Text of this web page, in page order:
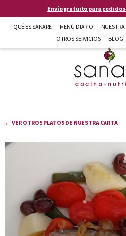
Pasar al contenido principal
Envío gratuito para pedidos
QUÉ ES SANARE MENÚ DIARIO NUESTRA
OTROS SERVICIOS
BLOG
Sanare cocina + nutrición en Almería
← VER OTROS PLATOS DE NUESTRA CARTA